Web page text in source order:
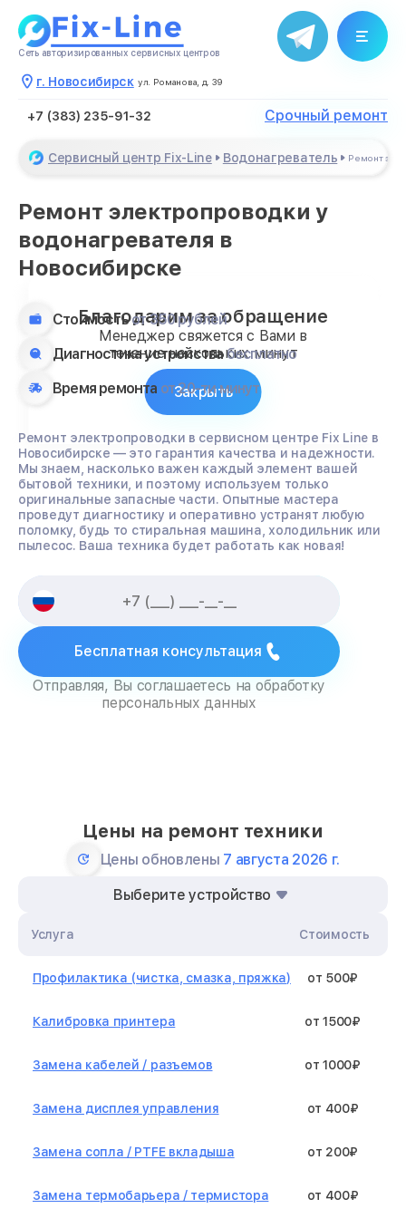
Сеть авторизированных сервисных центров
г. Новосибирск ул. Романова, д. 39
+7 (383) 235-91-32 Срочный ремонт
Сервисный центр Fix-Line Водонагреватель Ремонт
Ремонт электропроводки у
водонагревателя в
Новосибирске
Стоимостьот 350 рублей
Диагностика устройствабесплатно
Время ремонта от 20-ти минут
Ремонт электропроводки в сервисном центре Fix Line в
Новосибирске — это гарантия качества и надежности.
Мы знаем, насколько важен каждый элемент вашей
бытовой техники, и поэтому используем только
оригинальные запасные части. Опытные мастера
проведут диагностику и оперативно устранят любую
поломку, будь то стиральная машина, холодильник или
пылесос. Ваша техника будет работать как новая!
Бесплатная консультация
Отправляя, Вы соглашаетесь на обработку
персональных данных
Цены на ремонт техники
Цены обновлены 7 августа 2026 г.
Выберите устройство
Услуга Стоимость
Профилактика (чистка, смазка, пряжка) от 500₽
Калибровка принтера от 1500₽
Замена кабелей / разъемов от 1000₽
Замена дисплея управления от 400₽
Замена сопла / PTFE вкладыша от 200₽
Замена термобарьера / термистора от 400₽
Благодарим за обращение
Менеджер свяжется с Вами в
течение нескольких минут
Закрыть